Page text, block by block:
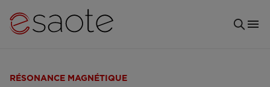
RÉSONANCE MAGNÉTIQUE